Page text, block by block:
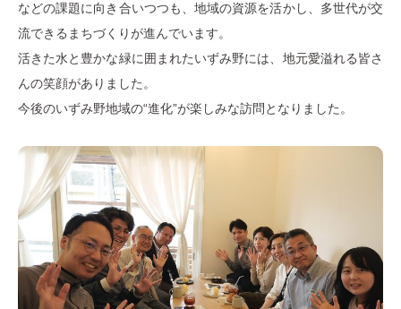
などの課題に向き合いつつも、地域の資源を活かし、多世代が交
流できるまちづくりが進んでいます。
活きた水と豊かな緑に囲まれたいずみ野には、地元愛溢れる皆さ
んの笑顔がありました。
今後のいずみ野地域の“進化”が楽しみな訪問となりました。